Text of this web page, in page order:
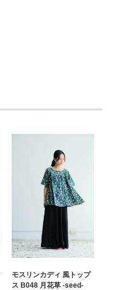
モスリンカディ 風トップ
ス B048 月花草 -seed-